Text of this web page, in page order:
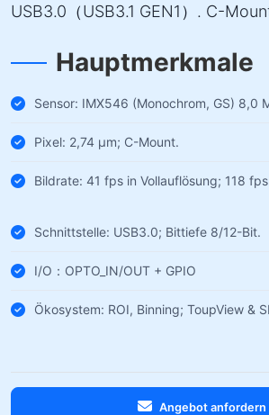
USB3.0（USB3.1 GEN1）. C-
Hauptmerkmale
Sensor: IMX546 (Monochrom, GS) 8,0
Pixel: 2,74 µm; C-Mount.
Bildrate: 41 fps in Vollauflösung; 118
Schnittstelle: USB3.0; Bittiefe 8/12-Bit.
I/O：OPTO_IN/OUT + GPIO
Ökosystem: ROI, Binning; ToupView &
Angebot anfordern